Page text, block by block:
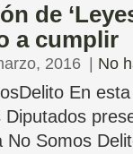
de
a cumplir
2016 No
En
Diputados
Somos